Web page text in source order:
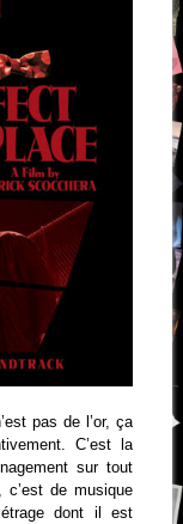
pas de l’or, ça
C’est la
sur tout
c’est de musique
dont il est